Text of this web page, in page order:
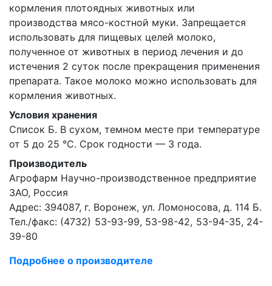
кормления плотоядных животных или
производства мясо-костной муки. Запрещается
использовать для пищевых целей молоко,
полученное от животных в период лечения и до
истечения 2 суток после прекращения применения
препарата. Такое молоко можно использовать для
кормления животных.
Условия хранения
Список Б. В сухом, темном месте при температуре
от 5 до 25 °С. Срок годности — 3 года.
Производитель
Агрофарм Научно-производственное предприятие
ЗАО, Россия
Адрес: 394087, г. Воронеж, ул. Ломоносова, д. 114 Б.
Тел./факс: (4732) 53-93-99, 53-98-42, 53-94-35, 24-
39-80
Подробнее о производителе